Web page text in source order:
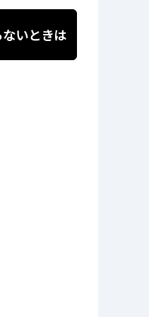
いときは